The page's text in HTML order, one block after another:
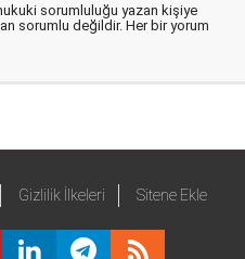
sorumluluğu yazan kişiye
sorumlu değildir. Her bir yorum
Gizlilik İlkeleri Sitene Ekle